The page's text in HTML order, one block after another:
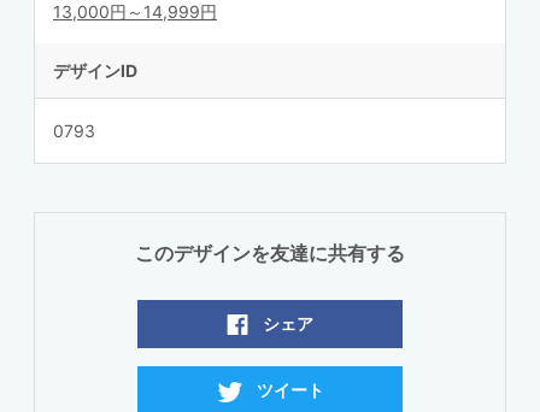
13,000円～14,999円
デザインID
0793
このデザインを友達に共有する
シェア
ツイート